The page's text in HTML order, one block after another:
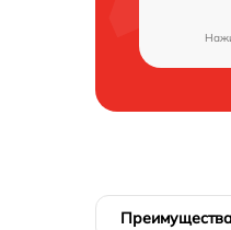
Преимущества